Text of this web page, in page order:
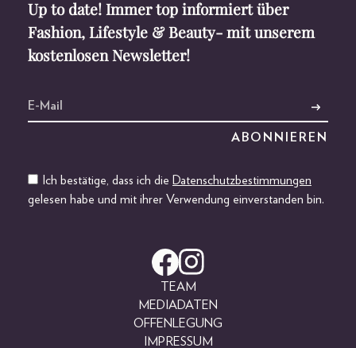
Up to date! Immer top informiert über
Fashion, Lifestyle & Beauty- mit unserem
kostenlosen Newsletter!
Ich bestätige, dass ich die Datenschutzbestimmungen
gelesen habe und mit ihrer Verwendung einverstanden bin.
TEAM
MEDIADATEN
OFFENLEGUNG
IMPRESSUM